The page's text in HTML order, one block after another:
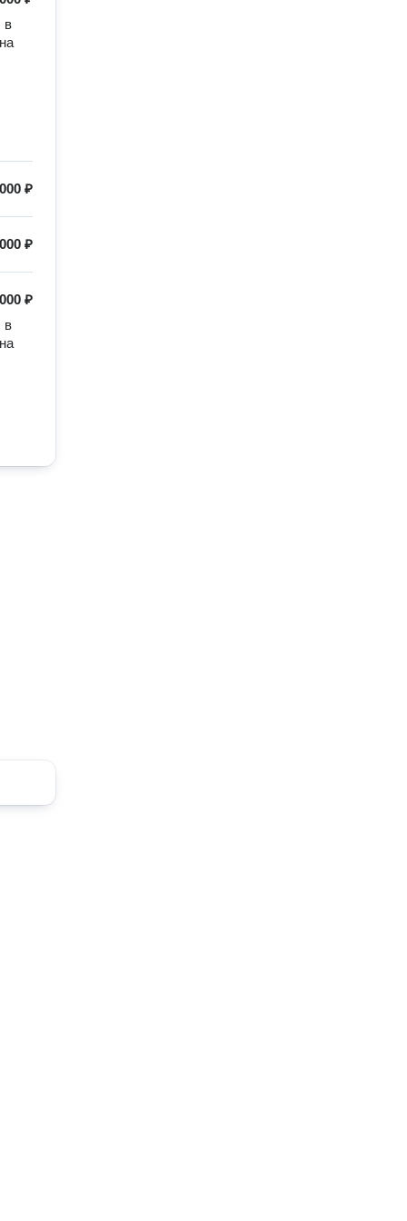
в
₽
₽
₽
в